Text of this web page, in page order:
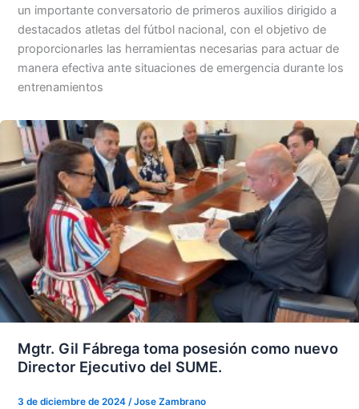
un importante conversatorio de primeros auxilios dirigido a
destacados atletas del fútbol nacional, con el objetivo de
proporcionarles las herramientas necesarias para actuar de
manera efectiva ante situaciones de emergencia durante los
entrenamientos
Mgtr. Gil Fábrega toma posesión como nuevo
Director Ejecutivo del SUME.
3 de diciembre de 2024 /Jose Zambrano